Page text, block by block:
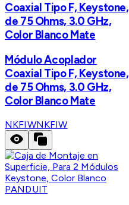
Coaxial Tipo F, Keystone,
de 75 Ohms, 3.0 GHz,
Color Blanco Mate
Módulo Acoplador
Coaxial Tipo F, Keystone,
de 75 Ohms, 3.0 GHz,
Color Blanco Mate
NKFIWNKFIW
PANDUIT